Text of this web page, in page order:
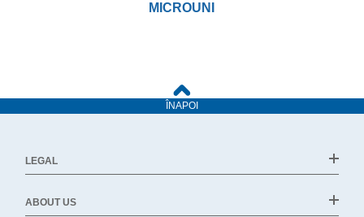
MICROUNI
ÎNAPOI
LEGAL
ABOUT US